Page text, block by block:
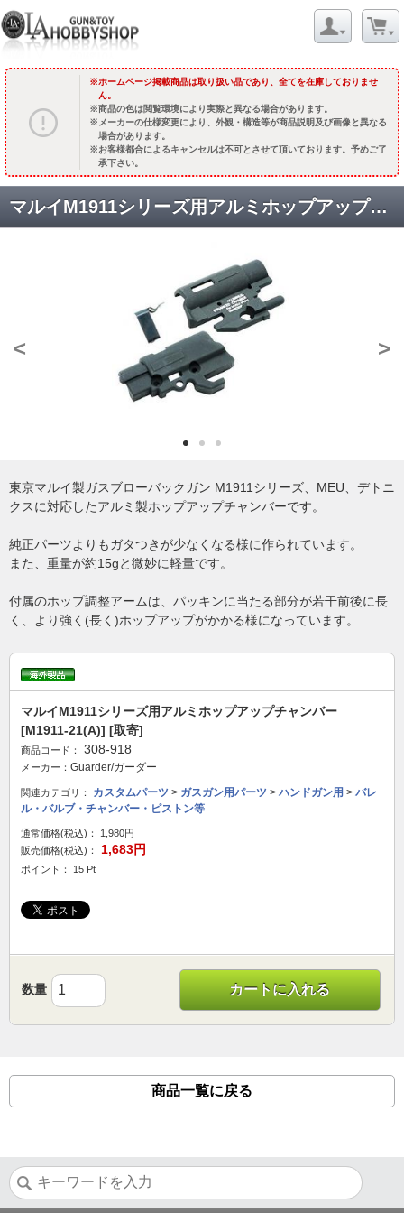
ホームページ掲載商品は取り扱い品であり、全てを在庫しておりませ
ん。
商品の色は閲覧環境により実際と異なる場合があります。
メーカーの仕様変更により、外観・構造等が商品説明及び画像と異なる
場合があります。
お客様都合によるキャンセルは不可とさせて頂いております。予めご了
承下さい。
マルイM1911シリーズ用アルミホップアップチャンバー [M1911-21(A)] [取寄]
< >
東京マルイ製ガスブローバックガン M1911シリーズ、MEU、デトニ
クスに対応したアルミ製ホップアップチャンバーです。
純正パーツよりもガタつきが少なくなる様に作られています。
また、重量が約15gと微妙に軽量です。
付属のホップ調整アームは、パッキンに当たる部分が若干前後に長
く、より強く(長く)ホップアップがかかる様になっています。
マルイM1911シリーズ用アルミホップアップチャンバー
[M1911-21(A)] [取寄]
商品コード： 308-918
メーカー： Guarder/ガーダー
関連カテゴリ： カスタムパーツ > ガスガン用パーツ > ハンドガン用 > バレ
ル・バルブ・チャンバー・ピストン等
通常価格(税込)：
1,980円
販売価格(税込)：
1,683円
ポイント： 15 Pt
数量 カートに入れる
商品一覧に戻る